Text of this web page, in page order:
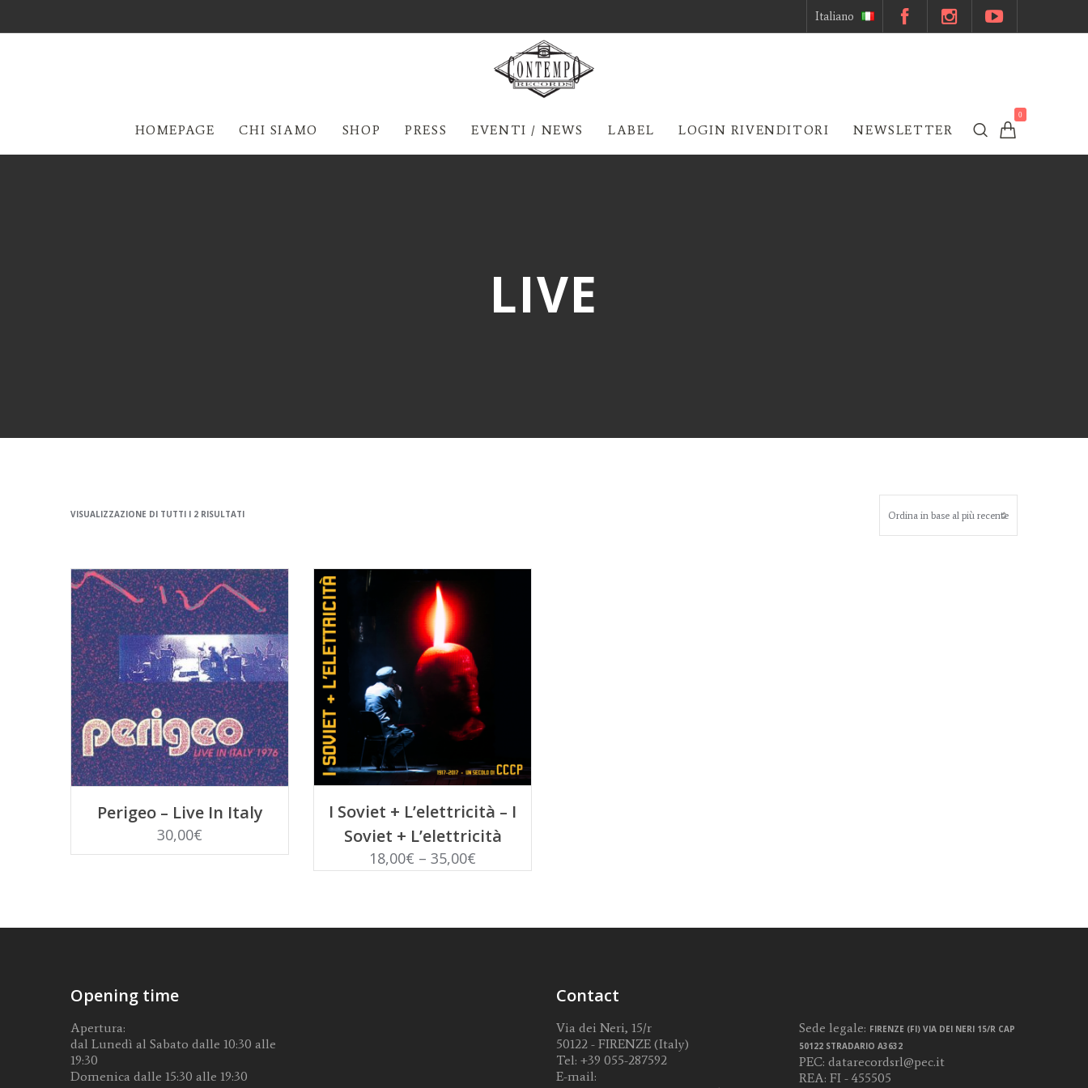
Italiano
0
HOMEPAGE CHI SIAMO SHOP PRESS EVENTI / NEWS LABEL LOGIN RIVENDITORI NEWSLETTER
LIVE
VISUALIZZAZIONE DI TUTTI I 2 RISULTATI
Perigeo – Live In Italy
30,00€
I Soviet + L’elettricità – I
Soviet + L’elettricità
18,00€ – 35,00€
Opening time
Apertura:
dal Lunedì al Sabato dalle 10:30 alle
19:30
Domenica dalle 15:30 alle 19:30
Contact
Via dei Neri, 15/r
50122 - FIRENZE (Italy)
Tel: +39 055-287592
E-mail:
Sede legale: FIRENZE (FI) VIA DEI NERI 15/R CAP
50122 STRADARIO A3632
PEC: datarecordsrl@pec.it
REA: FI - 455505